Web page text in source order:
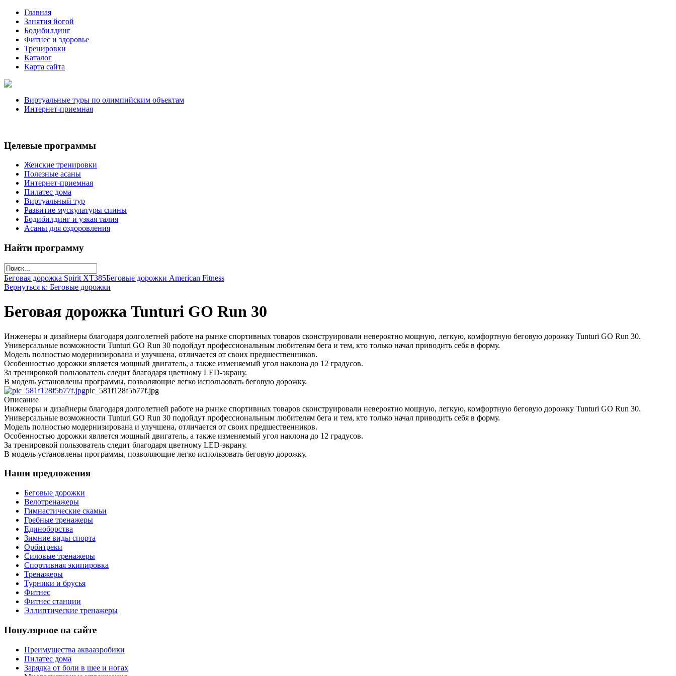
Главная
Занятия йогой
Бодибилдинг
Фитнес и здоровье
Тренировки
Каталог
Карта сайта
Виртуальные туры по олимпийским объектам
Интернет-приемная
Целевые программы
Женские тренировки
Полезные асаны
Интернет-приемная
Пилатес дома
Виртуальный тур
Развитие мускулатуры спины
Бодибилдинг и узкая талия
Асаны для оздоровления
Найти программу
Беговая дорожка Spirit XT385Беговые дорожки American Fitness
Вернуться к: Беговые дорожки
Беговая дорожка Tunturi GO Run 30
Инженеры и дизайнеры благодаря долголетней работе на рынке спортивных товаров сконструировали невероятно мощную, легкую, комфортную беговую дорожку Tunturi GO Run 30.
Универсальные возможности Tunturi GO Run 30 подойдут профессиональным любителям бега и тем, кто только начал приводить себя в форму.
Модель полностью модернизирована и улучшена, отличается от своих предшественников.
Особенностью дорожки является мощный двигатель, а также изменяемый угол наклона до 12 градусов.
За тренировкой пользователь следит благодаря цветному LED-экрану.
В модель установлены программы, позволяющие легко использовать беговую дорожку.
pic_581f128f5b77f.jpg
Описание
Инженеры и дизайнеры благодаря долголетней работе на рынке спортивных товаров сконструировали невероятно мощную, легкую, комфортную беговую дорожку Tunturi GO Run 30.
Универсальные возможности Tunturi GO Run 30 подойдут профессиональным любителям бега и тем, кто только начал приводить себя в форму.
Модель полностью модернизирована и улучшена, отличается от своих предшественников.
Особенностью дорожки является мощный двигатель, а также изменяемый угол наклона до 12 градусов.
За тренировкой пользователь следит благодаря цветному LED-экрану.
В модель установлены программы, позволяющие легко использовать беговую дорожку.
Наши предложения
Беговые дорожки
Велотренажеры
Гимнастические скамьи
Гребные тренажеры
Единоборства
Зимние виды спорта
Орбитреки
Силовые тренажеры
Спортивная экипировка
Тренажеры
Турники и брусья
Фитнес
Фитнес станции
Эллиптические тренажеры
Популярное на сайте
Преимущества аквааэробики
Пилатес дома
Зарядка от боли в шее и ногах